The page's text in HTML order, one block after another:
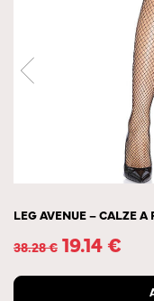
LEG AVENUE – CALZE A
38.28€ 19.14€